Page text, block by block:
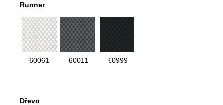
Runner
60061 60011 60999
Dřevo